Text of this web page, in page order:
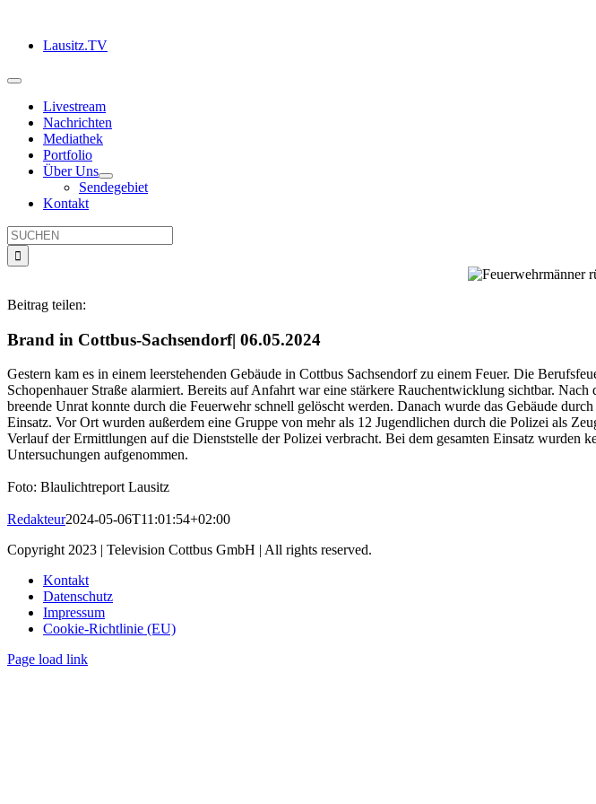
springenLausitz.TV
Toggle
NavigationLivestream
Nachrichten
Mediathek
Portfolio
Über Uns
Sendegebiet
Kontakt
Suche
nach:
Beitrag teilen:
Brand in Cottbus-Sachsendorf| 06.05.2024
Gestern kam es in einem leerstehenden Gebäude in Cottbus Sachsendorf zu einem Feuer. Die
Schopenhauer Straße alarmiert. Bereits auf Anfahrt war eine stärkere Rauchentwicklung sichtbar.
breende Unrat konnte durch die Feuerwehr schnell gelöscht werden. Danach wurde das Gebäude
Einsatz. Vor Ort wurden außerdem eine Gruppe von mehr als 12 Jugendlichen durch die Polizei als
Verlauf der Ermittlungen auf die Dienststelle der Polizei verbracht. Bei dem gesamten Einsatz
Untersuchungen aufgenommen.
Foto: Blaulichtreport Lausitz
Redakteur2024-05-06T11:01:54+02:00
Copyright 2023 | Television Cottbus GmbH | All rights reserved.
Kontakt
Datenschutz
Impressum
Cookie-Richtlinie (EU)
Page load link